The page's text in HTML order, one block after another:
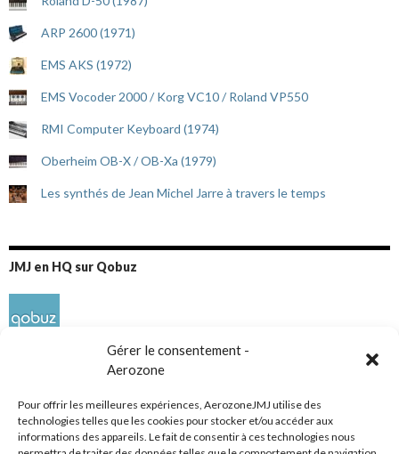
Gérer le consentement -
Aerozone
Pour offrir les meilleures expériences, AerozoneJMJ utilise des
technologies telles que les cookies pour stocker et/ou accéder aux
informations des appareils. Le fait de consentir à ces technologies nous
ARP 2600 (1971)
EMS AKS (1972)
EMS Vocoder 2000 / Korg VC10 / Roland VP550
RMI Computer Keyboard (1974)
Oberheim OB-X / OB-Xa (1979)
Les synthés de Jean Michel Jarre à travers le temps
JMJ en HQ sur Qobuz
Réseaux sociaux